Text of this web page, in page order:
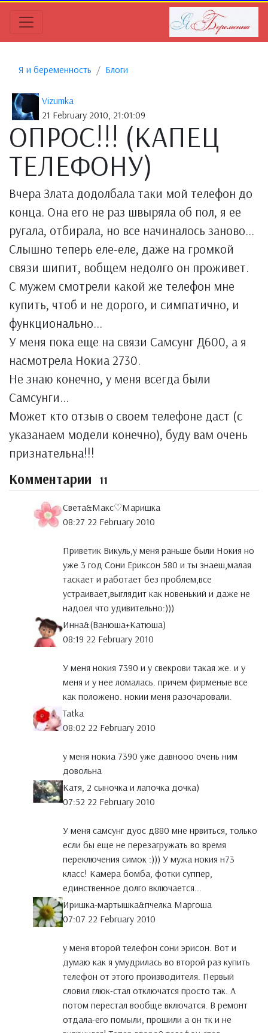
Я и беременность Блоги
Vizumka
21 February 2010, 21:01:09
ОПРОС!!! (КАПЕЦ
ТЕЛЕФОНУ)
Вчера Злата додолбала таки мой телефон до
конца. Она его не раз швыряла об пол, я ее
ругала, отбирала, но все начиналось заново...
Слышно теперь еле-еле, даже на громкой
связи шипит, вобщем недолго он проживет.
С мужем смотрели какой же телефон мне
купить, чтоб и не дорого, и симпатично, и
функционально...
У меня пока еще на связи Самсунг Д600, а я
насмотрела Нокиа 2730.
Не знаю конечно, у меня всегда были
Самсунги...
Может кто отзыв о своем телефоне даст (с
указанаем модели конечно), буду вам очень
признательна!!!
Комментарии 11
Света&Макс♡Маришка
08:27 22 February 2010
Приветик Викуль,у меня раньше были Нокия но
уже 3 год Сони Ериксон 580 и ты знаеш,малая
таскает и работает без проблем,все
устраивает,выглядит как новенький и даже не
надоел что удивительно:)))
Инна&(Ванюша+Катюша)
08:19 22 February 2010
У меня нокия 7390 и у свекрови такая же. и у
меня и у нее ломалась. причем фирменые все
как положено. нокии меня разочаровали.
Tatka
08:02 22 February 2010
у меня нокиа 7390 уже давнооо очень ним
довольна
Катя, 2 сыночка и лапочка дочка)
07:52 22 February 2010
У меня самсунг дуос д880 мне нрвиться, только
если бы еще не перезагружать во время
переключения симок :))) У мужа нокия н73
класс! Камера бомба, фотки суппер,
единственное долго включается...
Иришка-мартышка&пчелка Маргоша
07:07 22 February 2010
у меня второй телефон сони эрисон. Вот и
думаю как я умудрилась во второй раз купить
телефон от этого производителя. Первый
словил глюк-стал отключатся просто так. А
потом перестал вообще включатся. В ремонт
отдала-его помыли, прошили а он тк и не